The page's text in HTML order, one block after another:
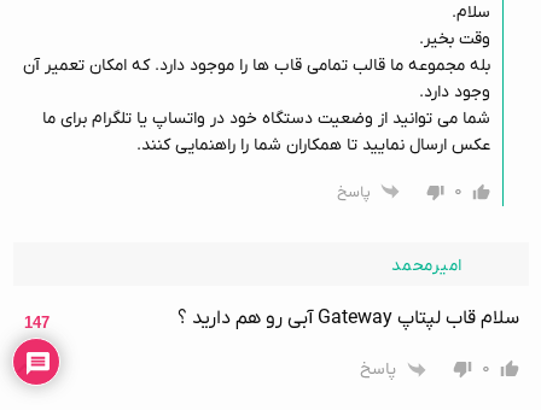
سلام.
وقت بخیر.
بله مجموعه ما قالب تمامی قاب ها را موجود دارد. که امکان تعمیر آن
وجود دارد.
شما می توانید از وضعیت دستگاه خود در واتساپ یا تلگرام برای ما
عکس ارسال نمایید تا همکاران شما را راهنمایی کنند.
۰
پاسخ
امیرمحمد
سلام قاب لپتاپ Gateway آبی رو هم دارید ؟
۰ پاسخ
147